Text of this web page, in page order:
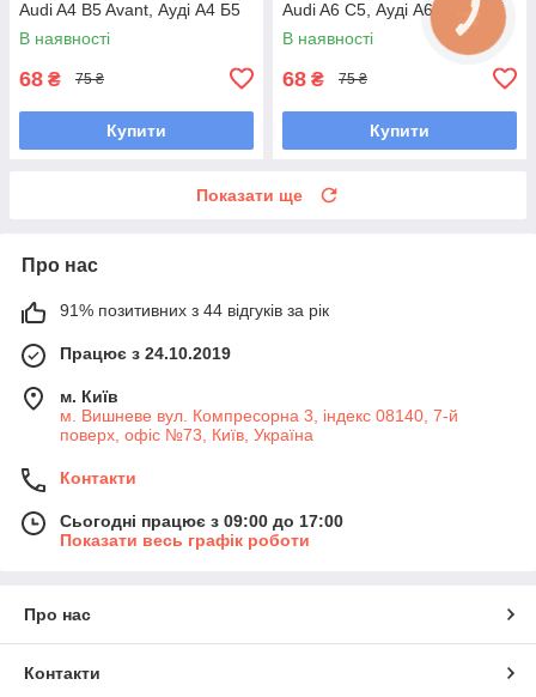
Audi A4 B5 Avant, Ауді А4 Б5
#RL-411317B UAADJDO7
В наявності
68 ₴ 75 ₴
Купити
Audi A6 C5, Ауді А6 Ц5 #RL-
411317B UATVCHG7
В наявності
68 ₴ 75 ₴
Купити
Показати ще
Про нас
91% позитивних з 44 відгуків за рік
Працює з 24.10.2019
м. Київ
м. Вишневе вул. Компресорна 3, індекс 08140, 7-й
поверх, офіс №73, Київ, Україна
Контакти
Сьогодні працює з 09:00 до 17:00
Показати весь графік роботи
Про нас
Контакти